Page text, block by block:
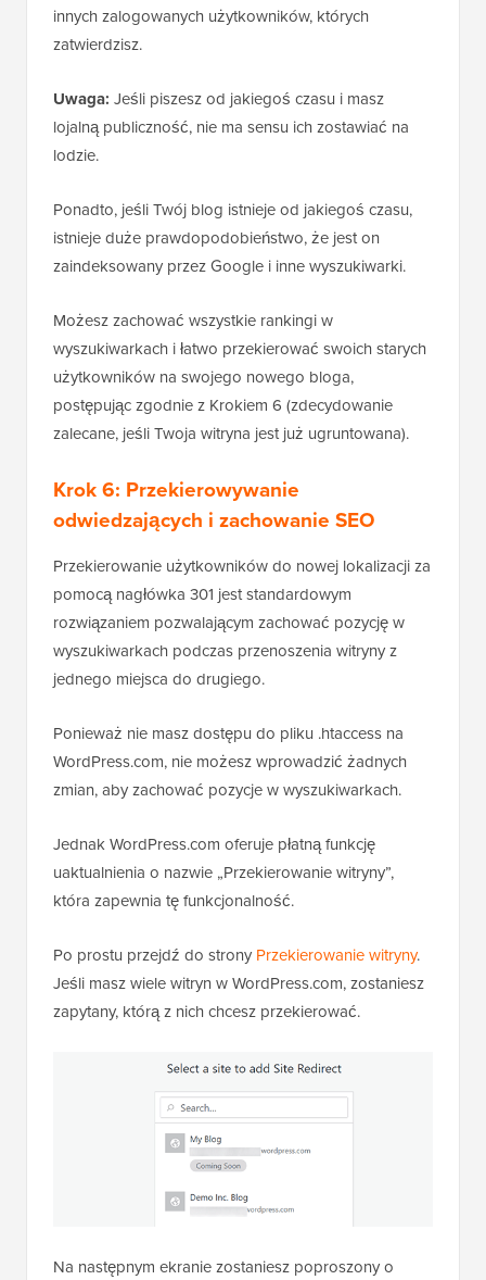
innych zalogowanych użytkowników, których
zatwierdzisz.
Uwaga: Jeśli piszesz od jakiegoś czasu i masz
lojalną publiczność, nie ma sensu ich zostawiać na
lodzie.
Ponadto, jeśli Twój blog istnieje od jakiegoś czasu,
istnieje duże prawdopodobieństwo, że jest on
zaindeksowany przez Google i inne wyszukiwarki.
Możesz zachować wszystkie rankingi w
wyszukiwarkach i łatwo przekierować swoich starych
użytkowników na swojego nowego bloga,
postępując zgodnie z Krokiem 6 (zdecydowanie
zalecane, jeśli Twoja witryna jest już ugruntowana).
Krok 6: Przekierowywanie
odwiedzających i zachowanie SEO
Przekierowanie użytkowników do nowej lokalizacji za
pomocą nagłówka 301 jest standardowym
rozwiązaniem pozwalającym zachować pozycję w
wyszukiwarkach podczas przenoszenia witryny z
jednego miejsca do drugiego.
Ponieważ nie masz dostępu do pliku .htaccess na
WordPress.com, nie możesz wprowadzić żadnych
zmian, aby zachować pozycje w wyszukiwarkach.
Jednak WordPress.com oferuje płatną funkcję
uaktualnienia o nazwie „Przekierowanie witryny”,
która zapewnia tę funkcjonalność.
Po prostu przejdź do strony Przekierowanie witryny.
Jeśli masz wiele witryn w WordPress.com, zostaniesz
zapytany, którą z nich chcesz przekierować.
Na następnym ekranie zostaniesz poproszony o